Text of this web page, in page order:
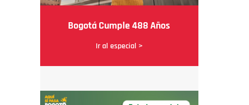
Bogotá Cumple 488 Años
Ir al especial >